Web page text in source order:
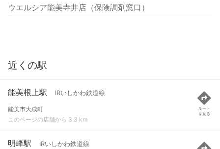
ウエルシア能美寺井店（保険調剤窓口）
近くの駅
能美根上駅 IRいしかわ鉄道線
能美市大成町
このページの店舗から 3.3 km
ルート
を見る
明峰駅 IRいしかわ鉄道線